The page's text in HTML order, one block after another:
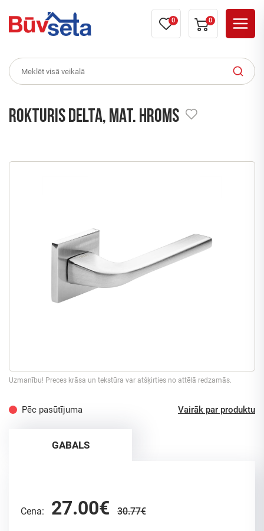
0 0
Rokturis DELTA, mat. hroms
Uzmanību! Preces krāsa un tekstūra var atšķirties no attēlā redzamās.
Pēc pasūtījuma Vairāk par produktu
GABALS
Cena: 27.00€ 30.77€